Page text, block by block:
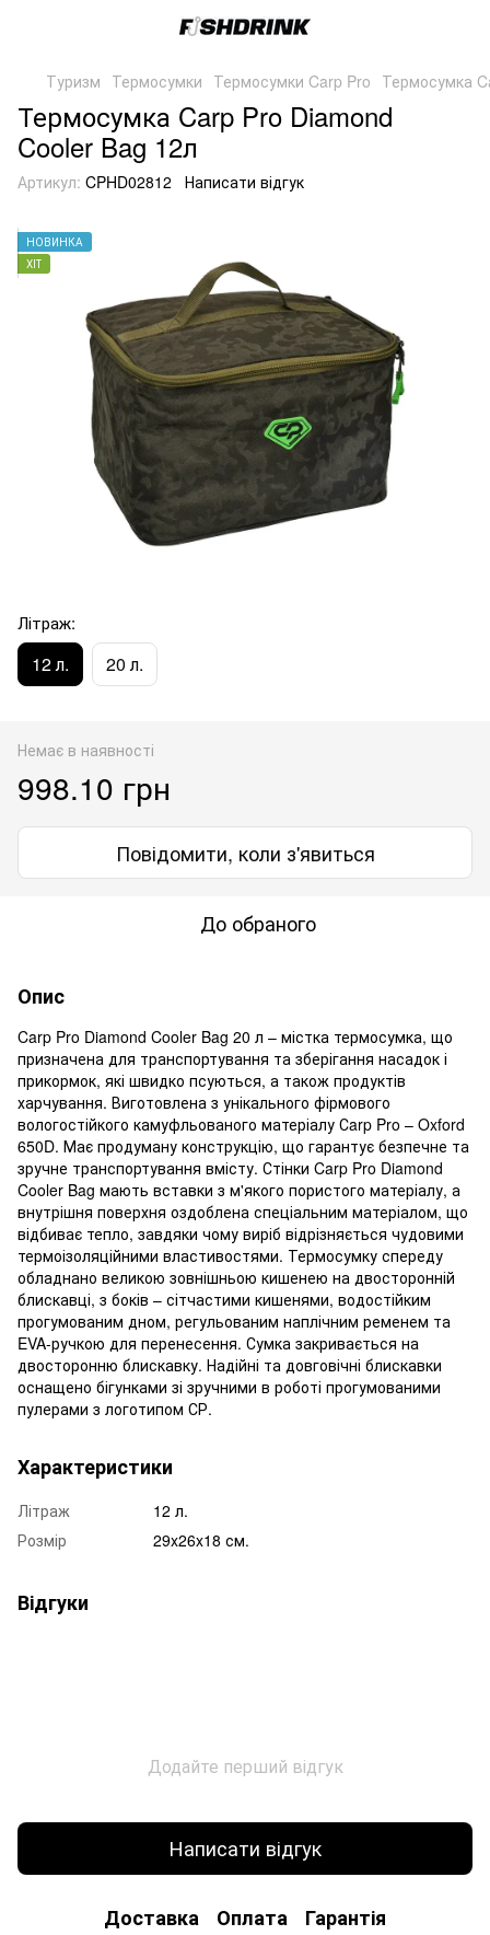
Туризм Термосумки Термосумки Carp Pro Термосумка
Термосумка Carp Pro Diamond
Cooler Bag 12л
Артикул: CPHD02812 Написати відгук
НОВИНКА
ХІТ
Літраж:
12 л. 20 л.
Немає в наявності
998.10 грн
Повідомити, коли з'явиться
До обраного
Опис
Carp Pro Diamond Cooler Bag 20 л – містка термосумка, що
призначена для транспортування та зберігання насадок і
прикормок, які швидко псуються, а також продуктів
харчування. Виготовлена з унікального фірмового
вологостійкого камуфльованого матеріалу Сarp Pro – Oxford
650D. Має продуману конструкцію, що гарантує безпечне та
зручне транспортування вмісту. Стінки Carp Pro Diamond
Cooler Bag мають вставки з м'якого пористого матеріалу, а
внутрішня поверхня оздоблена спеціальним матеріалом, що
відбиває тепло, завдяки чому виріб відрізняється чудовими
термоізоляційними властивостями. Термосумку спереду
обладнано великою зовнішньою кишенею на двосторонній
блискавці, з боків – сітчастими кишенями, водостійким
прогумованим дном, регульованим наплічним ременем та
EVA-ручкою для перенесення. Сумка закривається на
двосторонню блискавку. Надійні та довговічні блискавки
оснащено бігунками зі зручними в роботі прогумованими
пулерами з логотипом СР.
Характеристики
Літраж
12 л.
Розмір
29x26x18 см.
Відгуки
Додайте перший відгук
Написати відгук
Доставка Оплата Гарантія